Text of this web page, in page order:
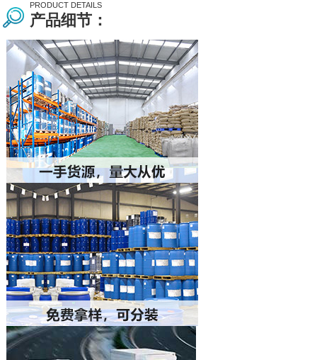
PRODUCT DETAILS
产品细节：